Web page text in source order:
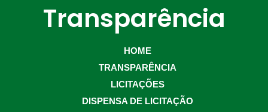
Transparência
HOME
TRANSPARÊNCIA
LICITAÇÕES
DISPENSA DE LICITAÇÃO